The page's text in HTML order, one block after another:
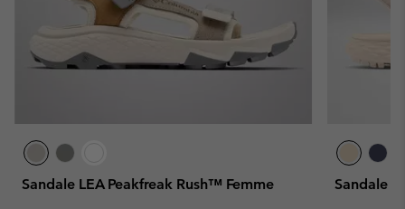
Sandale LEA Peakfreak Rush™ Femme Sandale